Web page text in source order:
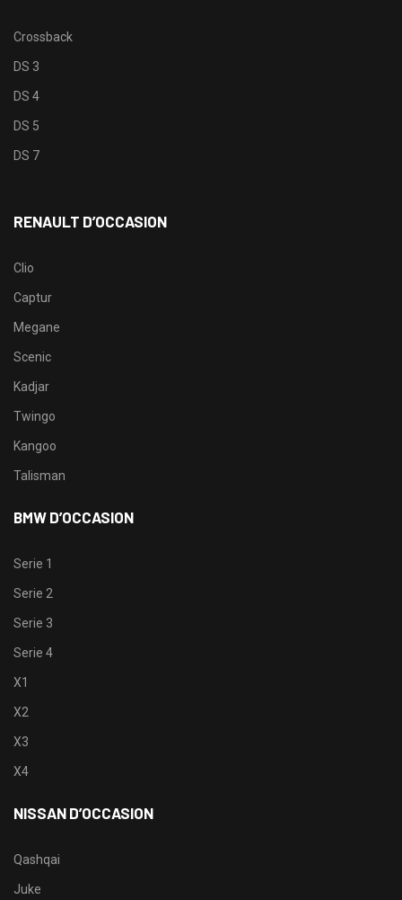
Crossback
DS 3
DS 4
DS 5
DS 7
RENAULT D’OCCASION
Clio
Captur
Megane
Scenic
Kadjar
Twingo
Kangoo
Talisman
BMW D’OCCASION
Serie 1
Serie 2
Serie 3
Serie 4
X1
X2
X3
X4
NISSAN D’OCCASION
Qashqai
Juke